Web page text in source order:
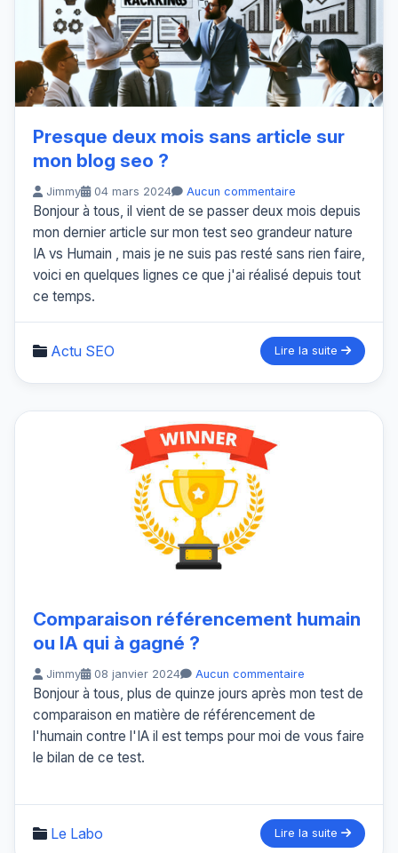
Presque deux mois sans article sur
mon blog seo ?
Jimmy 04 mars 2024 Aucun commentaire
Bonjour à tous, il vient de se passer deux mois depuis
mon dernier article sur mon test seo grandeur nature
IA vs Humain , mais je ne suis pas resté sans rien faire,
voici en quelques lignes ce que j'ai réalisé depuis tout
ce temps.
Actu SEO Lire la suite
Comparaison référencement humain
ou IA qui à gagné ?
Jimmy 08 janvier 2024 Aucun commentaire
Bonjour à tous, plus de quinze jours après mon test de
comparaison en matière de référencement de
l'humain contre l'IA il est temps pour moi de vous faire
le bilan de ce test.
Le Labo Lire la suite